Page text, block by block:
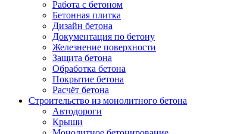
Работа с бетоном
Бетонная плитка
Дизайн бетона
Документация по бетону
Железнение поверхности
Защита бетона
Обработка бетона
Покрытие бетона
Расчёт бетона
Строительство из монолитного бетона
Автодороги
Крыши